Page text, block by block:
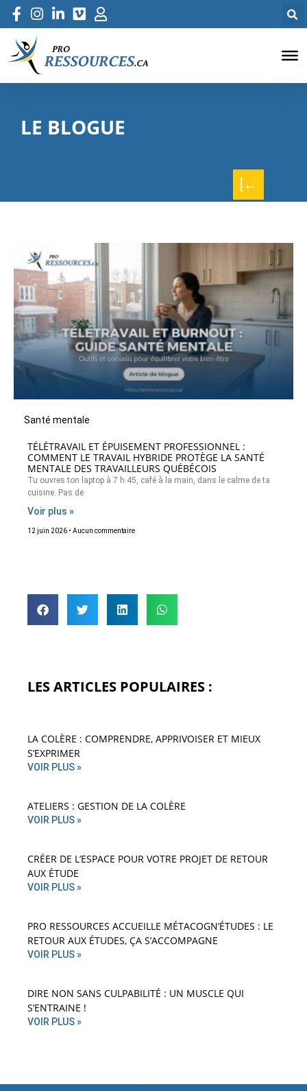
LE BLOGUE
[←
Santé mentale
TÉLÉTRAVAIL ET ÉPUISEMENT PROFESSIONNEL :
COMMENT LE TRAVAIL HYBRIDE PROTÈGE LA SANTÉ
MENTALE DES TRAVAILLEURS QUÉBÉCOIS
Tu ouvres ton laptop à 7 h 45, café à la main, dans le calme de ta
cuisine. Pas de
Voir plus »
12 juin 2026 Aucun commentaire
LES ARTICLES POPULAIRES :
LA COLÈRE : COMPRENDRE, APPRIVOISER ET MIEUX
S’EXPRIMER
VOIR PLUS »
ATELIERS : GESTION DE LA COLÈRE
VOIR PLUS »
CRÉER DE L’ESPACE POUR VOTRE PROJET DE RETOUR
AUX ÉTUDE
VOIR PLUS »
PRO RESSOURCES ACCUEILLE MÉTACOGN’ÉTUDES : LE
RETOUR AUX ÉTUDES, ÇA S’ACCOMPAGNE
VOIR PLUS »
DIRE NON SANS CULPABILITÉ : UN MUSCLE QUI
S’ENTRAINE !
VOIR PLUS »